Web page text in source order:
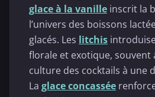
glace à la vanille inscrit la
l’univers des boissons
glacés. Les litchis
florale et exotique, souvent
culture des cocktails à une
La glace concassée